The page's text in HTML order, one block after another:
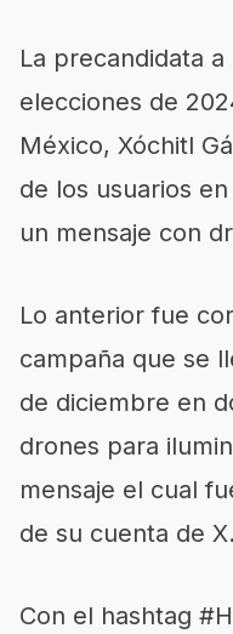
La precandidata
elecciones de
México, Xóchitl
de los usuarios
un mensaje con
Lo anterior fue
campaña que se
de diciembre en
drones para
mensaje el cual
de su cuenta de X.
Con el hashtag